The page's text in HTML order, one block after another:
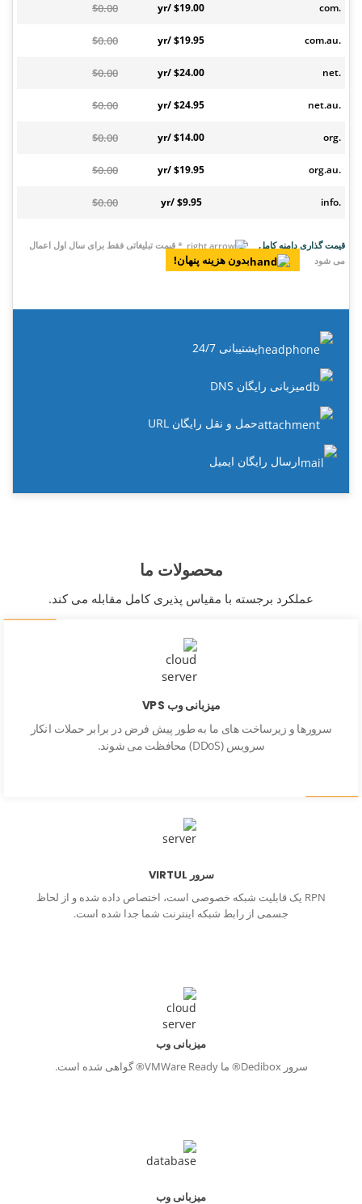
.com
$19.00 /yr
$0.00
.com.au
$19.95 /yr
$0.00
.net
$24.00 /yr
$0.00
.net.au
$24.95 /yr
$0.00
.org
$14.00 /yr
$0.00
.org.au
$19.95 /yr
$0.00
.info
$9.95 /yr
$0.00
قیمت گذاری دامنه کامل
* قیمت تبلیغاتی فقط برای سال اول اعمال
می شود
بدون هزینه پنهان!
پشتیبانی 24/7
میزبانی رایگان DNS
حمل و نقل رایگان URL
ارسال رایگان ایمیل
محصولات ما
عملکرد برجسته با مقیاس پذیری کامل مقابله می کند.
میزبانی وب VPS
سرورها و زیرساخت های ما به طور پیش فرض در برابر حملات انکار
سرویس (DDoS) محافظت می شوند.
سرور VIRTUL
RPN یک قابلیت شبکه خصوصی است، اختصاص داده شده و از لحاظ
جسمی از رابط شبکه اینترنت شما جدا شده است.
میزبانی وب
سرور Dedibox® ما VMWare Ready® گواهی شده است.
میزبانی وب